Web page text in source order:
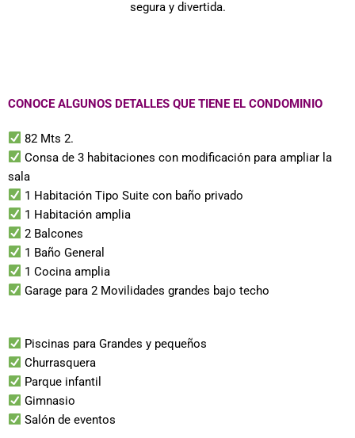
segura y divertida.
CONOCE ALGUNOS DETALLES QUE TIENE EL CONDOMINIO
82 Mts 2.
Consa de 3 habitaciones con modificación para ampliar la
sala
1 Habitación Tipo Suite con baño privado
1 Habitación amplia
2 Balcones
1 Baño General
1 Cocina amplia
Garage para 2 Movilidades grandes bajo techo
Piscinas para Grandes y pequeños
Churrasquera
Parque infantil
Gimnasio
Salón de eventos